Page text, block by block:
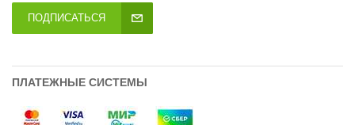
ПОДПИСАТЬСЯ
ПЛАТЕЖНЫЕ СИСТЕМЫ